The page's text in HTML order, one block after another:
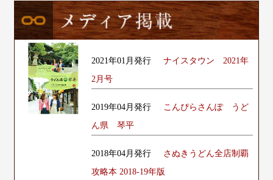
2021年01月発行
ナイスタウン 2021年
2月号
2019年04月発行
こんぴらさんぽ うど
ん県 琴平
2018年04月発行
さぬきうどん全店制覇
攻略本 2018-19年版